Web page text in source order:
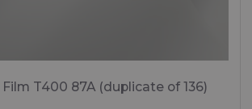
T400 87A (duplicate of 136)